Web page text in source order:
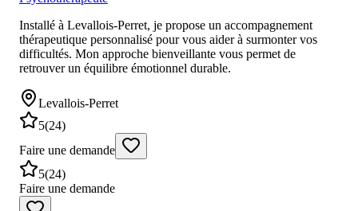
Installé à Levallois-Perret, je propose un accompagnement
thérapeutique personnalisé pour vous aider à surmonter vos
difficultés. Mon approche bienveillante vous permet de
retrouver un équilibre émotionnel durable.
Levallois-Perret
5(24)
Faire une demande
5(24)
Faire une demande